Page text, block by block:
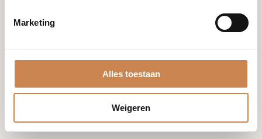
Marketing
Alles toestaan
Weigeren
Miriam
Quevedo
Accountgegevens